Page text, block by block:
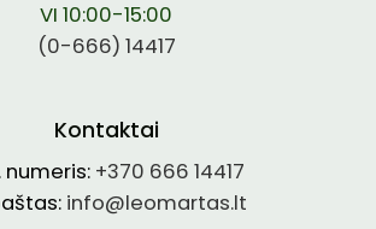
VI 10:00-15:00
(0-666) 14417
Kontaktai
numeris: +370 666 14417
info@leomartas.lt